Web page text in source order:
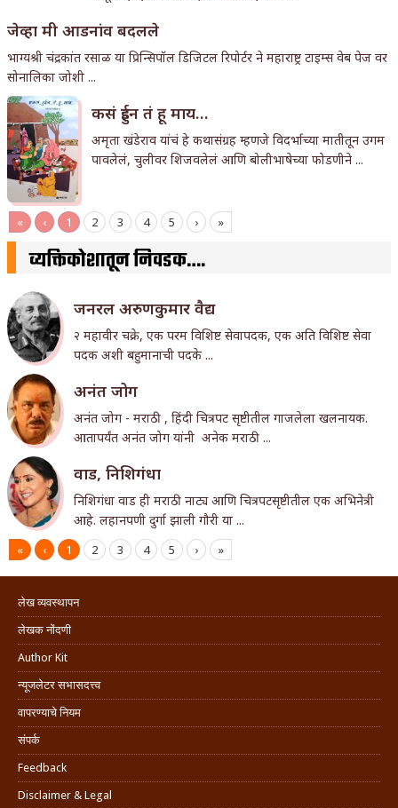
जेव्हा मी आडनांव बदलले
भाग्यश्री चंद्रकांत रसाळ या प्रिन्सिपॉल डिजिटल रिपोर्टर ने महाराष्ट्र टाइम्स वेब पेज वर
सोनालिका जोशी ...
कसं हुईन तं हू माय…
अमृता खंडेराव यांचं हे कथासंग्रह म्हणजे विदर्भाच्या मातीतून उगम
पावलेलं, चुलीवर शिजवलेलं आणि बोलीभाषेच्या फोडणीने ...
« ‹ 1 2 3 4 5 › »
व्यक्तिकोशातून निवडक….
जनरल अरुणकुमार वैद्य
२ महावीर चक्रे, एक परम विशिष्ट सेवापदक, एक अति विशिष्ट सेवा
पदक अशी बहुमानाची पदके ...
अनंत जोग
अनंत जोग - मराठी , हिंदी चित्रपट सृष्टीतील गाजलेला खलनायक.
आतापर्यंत अनंत जोग यांनी अनेक मराठी ...
वाड, निशिगंधा
निशिगंधा वाड ही मराठी नाट्य आणि चित्रपटसृष्टीतील एक अभिनेत्री
आहे. लहानपणी दुर्गा झाली गौरी या ...
« ‹ 1 2 3 4 5 › »
लेख व्यवस्थापन
लेखक नोंदणी
Author Kit
न्यूजलेटर सभासदत्त्व
वापरण्याचे नियम
संपर्क
Feedback
Disclaimer & Legal